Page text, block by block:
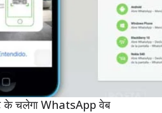
के चलेगा WhatsApp वेब